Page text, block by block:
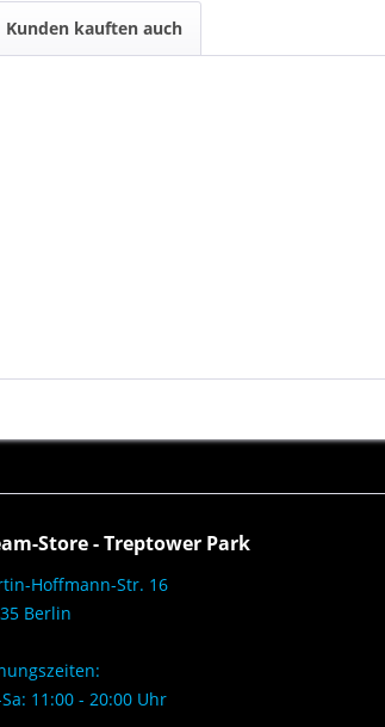
Kunden kauften auch
Store - Treptower Park
Hoffmann-Str. 16
Berlin
11:00 - 20:00 Uhr